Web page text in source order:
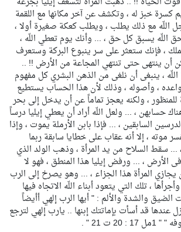
كسرة خبز له ، وتكشف عن آخر مكانها مع اللقمة
اللّه مع ذلك يطلب ، ويطلب كعكة صغيرة أولا ،
اللّه يسبق كل حق ، ... وأنك يوم تعطي اللّه ،
، فإنك ستعثر على سر ينبوع البركة وستعرف
أن ينتهى حتى تنتهي المجاعة من الأرض !! ..
، ينبغى أن نلغى من الذهن البشري كل مفهوم
، وأصوله ، وذلك لأن هذا الحساب يستطيع
، ولكنه يعجز تماماً عن أن يدخل إلى بحر
حسابهن ، ... ولعل اللّه أراد أن يعطي إيليا درساً
السابقين ، ... فإذا بابن الأرملة يموت ، وإذا
موته ، إلا أنه عقاب على خطايا سابقة ربما
... سقط السلاح من يد المرأة ، وذهب الولد الذي
الأرض ، ... ورفض إيليا هذا المنطق ، فهو لا
يجازي المرأة هذا الجزاء ، ... وهو يصرخ إلى الرب
، تلك التي يتعود أبناء اللّه الاتجاه فيها
والشدة والألم : " أيها الرب إلهي أأيضاً
عندها قد أسأت بإماتتك إبنها .. يارب إلهي لترجع
ت 21 " .